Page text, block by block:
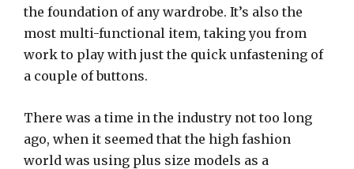
the foundation of any wardrobe. It’s also the
most multi-functional item, taking you from
work to play with just the quick unfastening of
a couple of buttons.
There was a time in the industry not too long
ago, when it seemed that the high fashion
world was using plus size models as a